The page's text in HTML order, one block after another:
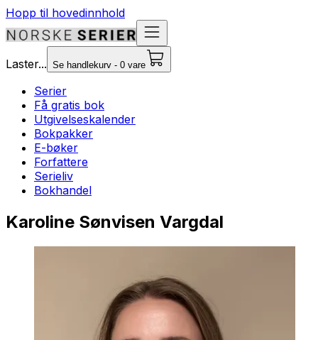
Hopp til hovedinnhold
Laster... Se handlekurv - 0 vare
Serier
Få gratis bok
Utgivelseskalender
Bokpakker
E-bøker
Forfattere
Serieliv
Bokhandel
Karoline Sønvisen Vargdal